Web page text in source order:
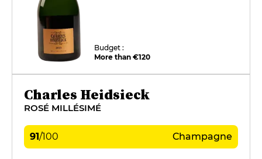
Budget :
More than €120
Charles Heidsieck
ROSÉ MILLÉSIMÉ
91/100 Champagne